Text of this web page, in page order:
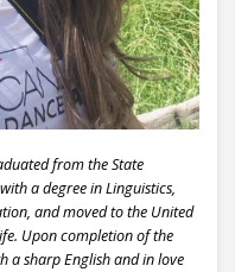
from the State
a degree in Linguistics,
and moved to the United
Upon completion of the
a sharp English and in love